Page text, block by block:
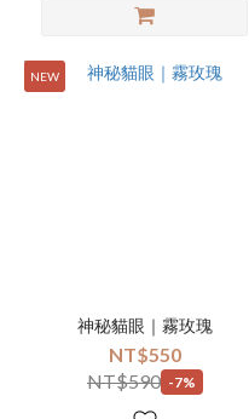
NEW
神秘貓眼｜霧玫瑰
NT$550
NT$590 -7%